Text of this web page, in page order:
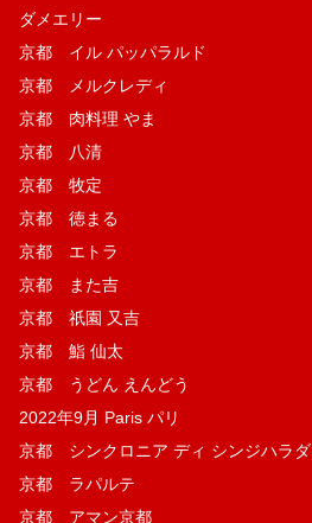
ダメエリー
京都 イル パッパラルド
京都 メルクレディ
京都 肉料理 やま
京都 八清
京都 牧定
京都 徳まる
京都 エトラ
京都 また吉
京都 祇園 又吉
京都 鮨 仙太
京都 うどん えんどう
2022年9月 Paris パリ
京都 シンクロニア ディ シンジハラダ
京都 ラパルテ
京都 アマン京都